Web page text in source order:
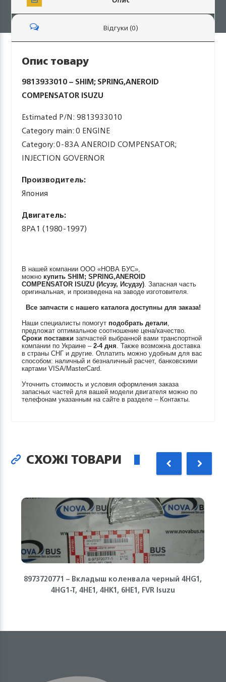
Відгуки (0)
Опис товару
9813933010 – SHIM; SPRING,ANEROID
COMPENSATOR ISUZU
Estimated P/N: 9813933010
Category main: 0 ENGINE
Category: 0-83A ANEROID COMPENSATOR;
INJECTION GOVERNOR
Производитель:
Япония
Двигатель:
8PA1 (1980-1997)
В нашей компании ООО «НОВА БУС»,
можно купитьSHIM; SPRING,ANEROID
COMPENSATOR ISUZU (Исузу, Исудзу). Запасная часть
оригинальная, и произведена на заводе изготовителя.
Все запчасти с нашего каталога доступны для заказа!
Наши специалисты помогут подобрать детали,
предложат оптимальное соотношение цена/качество.
Сроки поставки запчастей выбранной вами транспортной
компании по Украине –2-4 дня. Также возможна доставка
в страны СНГ и другие. Оплатить можно удобным для вас
способом: наличный и безналичный расчет, банковскими
картами VISA/MasterCard.
Уточнить стоимость и условия оформления заказа
запасных частей для вашей модели двигателя можно по
телефонам указанным на сайте в разделе – Контакты.
СХОЖІ ТОВАРИ
8973720771 – Вкладыш коленвала черный 4HG1,
4HG1-T, 4HE1, 4HK1, 6НЕ1, FVR Isuzu